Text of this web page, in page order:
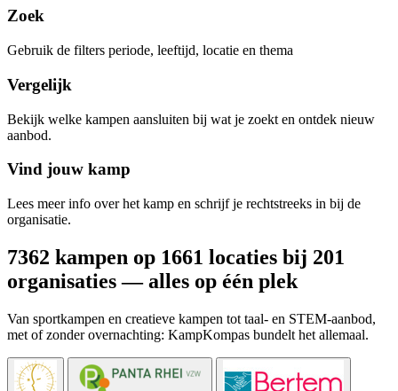
Zoek
Gebruik de filters periode, leeftijd, locatie en thema
Vergelijk
Bekijk welke kampen aansluiten bij wat je zoekt en ontdek nieuw
aanbod.
Vind jouw kamp
Lees meer info over het kamp en schrijf je rechtstreeks in bij de
organisatie.
7362 kampen op 1661 locaties bij 201
organisaties — alles op één plek
Van sportkampen en creatieve kampen tot taal- en STEM-aanbod,
met of zonder overnachting: KampKompas bundelt het allemaal.